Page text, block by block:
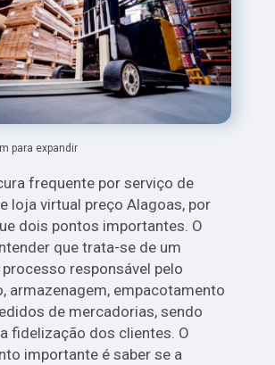
para expandir
frequente por serviço de
loja virtual preço Alagoas, por
dois pontos importantes. O
que trata-se de um
responsável pelo
armazenagem, empacotamento
de mercadorias, sendo
fidelização dos clientes. O
importante é saber se a